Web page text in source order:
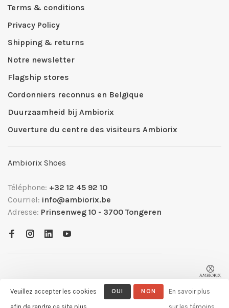
Terms & conditions
Privacy Policy
Shipping & returns
Notre newsletter
Flagship stores
Cordonniers reconnus en Belgique
Duurzaamheid bij Ambiorix
Ouverture du centre des visiteurs Ambiorix
Ambiorix Shoes
Téléphone: +32 12 45 92 10
Courriel: info@ambiorix.be
Adresse: Prinsenweg 10 - 3700 Tongeren
Veuillez accepter les cookies
OUI NON
En savoir plus